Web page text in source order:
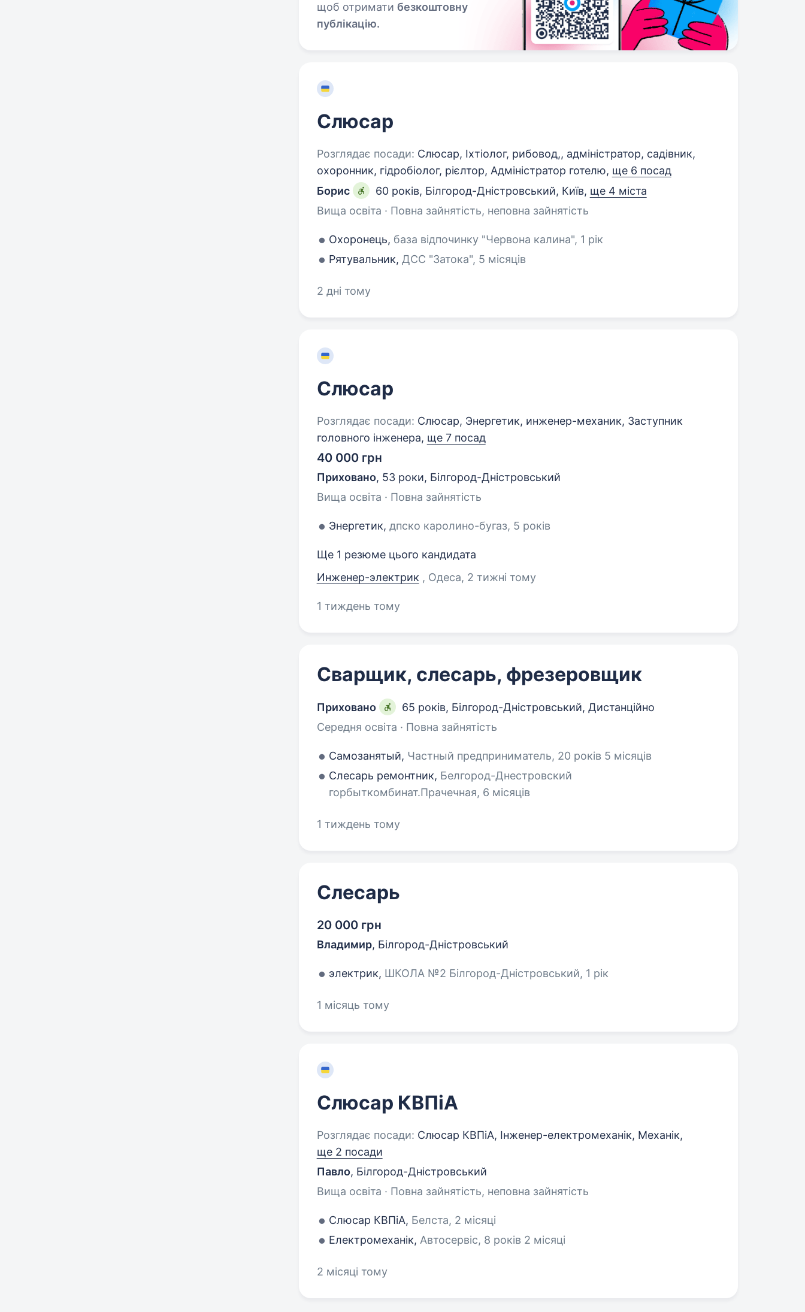
щоб отримати безкоштовну
публікацію.
Слюсар
Розглядає посади: Слюсар, Іхтіолог, рибовод,, адміністратор, садівник,
охоронник, гідробіолог, рієлтор, Адміністратор готелю, ще 6 посад
Борис
60 років, Білгород-Дністровський, Київ, ще 4 міста
Вища освіта · Повна зайнятість, неповна зайнятість
Охоронець, база відпочинку "Червона калина", 1 рік
Рятувальник, ДСС "Затока", 5 місяців
2 дні тому
Слюсар
Розглядає посади: Слюсар, Энергетик, инженер-механик, Заступник
головного інженера, ще 7 посад
40 000 грн
Приховано, 53 роки, Білгород-Дністровський
Вища освіта · Повна зайнятість
Энергетик, дпско каролино-бугаз, 5 років
Ще 1 резюме цього кандидата
Инженер-электрик , Одеса, 2 тижні тому
1 тиждень тому
Сварщик, слесарь, фрезеровщик
Приховано 65 років, Білгород-Дністровський, Дистанційно
Середня освіта · Повна зайнятість
Самозанятый, Частный предприниматель, 20 років 5 місяців
Слесарь ремонтник, Белгород-Днестровский
горбыткомбинат.Прачечная, 6 місяців
1 тиждень тому
Слесарь
20 000 грн
Владимир, Білгород-Дністровський
электрик, ШКОЛА №2 Білгород-Дністровський, 1 рік
1 місяць тому
Слюсар КВПіА
Розглядає посади: Слюсар КВПіА, Інженер-електромеханік, Механік,
ще 2 посади
Павло, Білгород-Дністровський
Вища освіта · Повна зайнятість, неповна зайнятість
Слюсар КВПіА, Белста, 2 місяці
Електромеханік, Автосервіс, 8 років 2 місяці
2 місяці тому